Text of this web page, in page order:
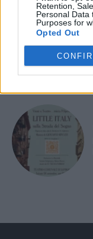
Retention,
Personal Data
Purposes for
Opted Out